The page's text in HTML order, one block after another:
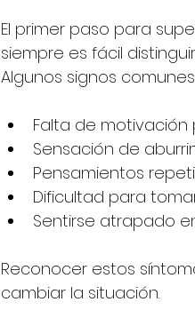
El primer paso para
siempre es fácil
Algunos signos
Falta de motivación
Sensación de
Pensamientos
Dificultad para
Sentirse atrapado
Reconocer estos
cambiar la situación.